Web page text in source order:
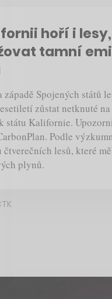
hoří i
tamní
západě Spojených států
zůstat netknuté
státu Kalifornie.
Podle
lesů, které
plynů.